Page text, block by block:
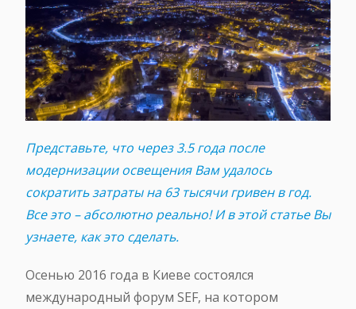
Представьте, что через 3.5 года после
модернизации освещения Вам удалось
сократить затраты на 63 тысячи гривен в год.
Все это – абсолютно реально! И в этой статье Вы
узнаете, как это сделать.
Осенью 2016 года в Киеве состоялся
международный форум SEF, на котором